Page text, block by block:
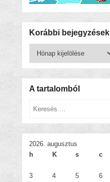
Korábbi bejegyzések
bejegyzések
A tartalomból
Keresés
2026. augusztus
h
K s c
3
4 5 6